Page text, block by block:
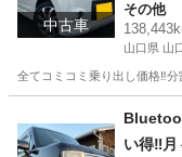
中古車
付き☆
イドド
その他
山口県 山
全てコミコミ乗り出し価格‼️
い得‼️月